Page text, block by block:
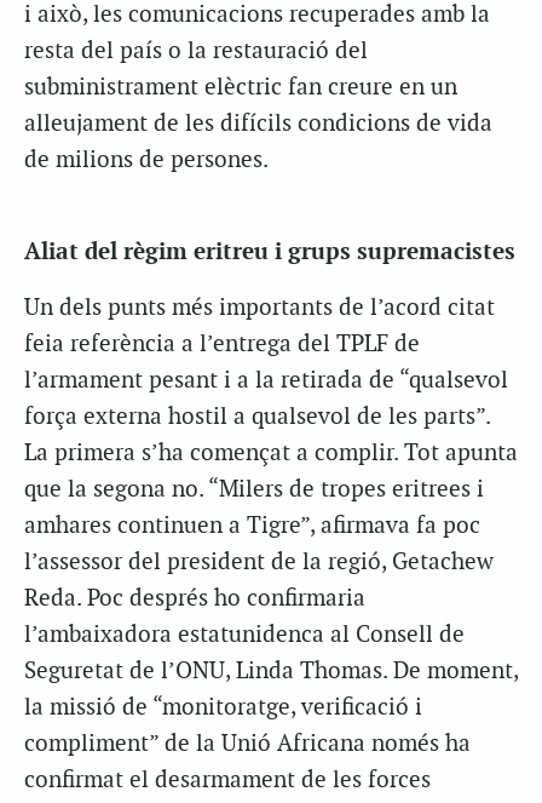
i això, les comunicacions recuperades amb la
resta del país o la restauració del
subministrament elèctric fan creure en un
alleujament de les difícils condicions de vida
de milions de persones.
Aliat del règim eritreu i grups supremacistes
Un dels punts més importants de l’acord citat
feia referència a l’entrega del TPLF de
l’armament pesant i a la retirada de “qualsevol
força externa hostil a qualsevol de les parts”.
La primera s’ha començat a complir. Tot apunta
que la segona no. “Milers de tropes eritrees i
amhares continuen a Tigre”, afirmava fa poc
l’assessor del president de la regió, Getachew
Reda. Poc després ho confirmaria
l’ambaixadora estatunidenca al Consell de
Seguretat de l’ONU, Linda Thomas. De moment,
la missió de “monitoratge, verificació i
compliment” de la Unió Africana només ha
confirmat el desarmament de les forces